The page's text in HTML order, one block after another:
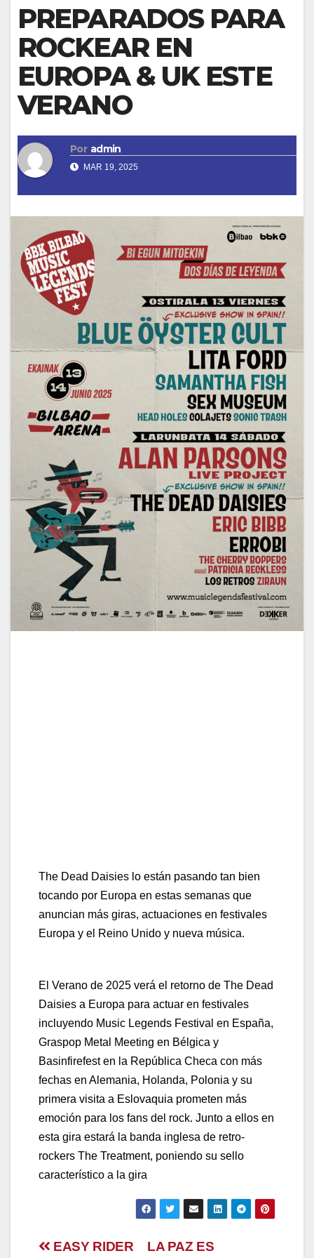
PREPARADOS PARA
ROCKEAR EN
EUROPA & UK ESTE
VERANO
Por admin
MAR 19, 2025
The Dead Daisies lo están pasando tan bien
tocando por Europa en estas semanas que
anuncian más giras, actuaciones en festivales
Europa y el Reino Unido y nueva música.
El Verano de 2025 verá el retorno de The Dead
Daisies a Europa para actuar en festivales
incluyendo Music Legends Festival en España,
Graspop Metal Meeting en Bélgica y
Basinfirefest en la República Checa con más
fechas en Alemania, Holanda, Polonia y su
primera visita a Eslovaquia prometen más
emoción para los fans del rock. Junto a ellos en
esta gira estará la banda inglesa de retro-
rockers The Treatment, poniendo su sello
característico a la gira
NavegaciónLA PAZ ES
EASY RIDER